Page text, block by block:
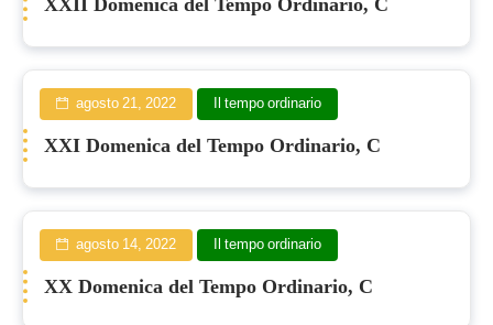
XXII Domenica del Tempo Ordinario, C
agosto 21, 2022 Il tempo ordinario
XXI Domenica del Tempo Ordinario, C
agosto 14, 2022 Il tempo ordinario
XX Domenica del Tempo Ordinario, C